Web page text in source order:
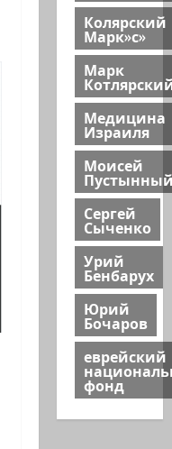
Колярский
Марк»с»
Марк
Медицина
Израиля
Моисей
Сергей
Сыченко
Урий
Бенбарух
Юрий
Бочаров
еврейский
фонд